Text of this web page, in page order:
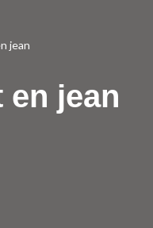
jean
jean